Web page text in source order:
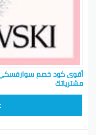
أقوى كود خصم
مشترياتك